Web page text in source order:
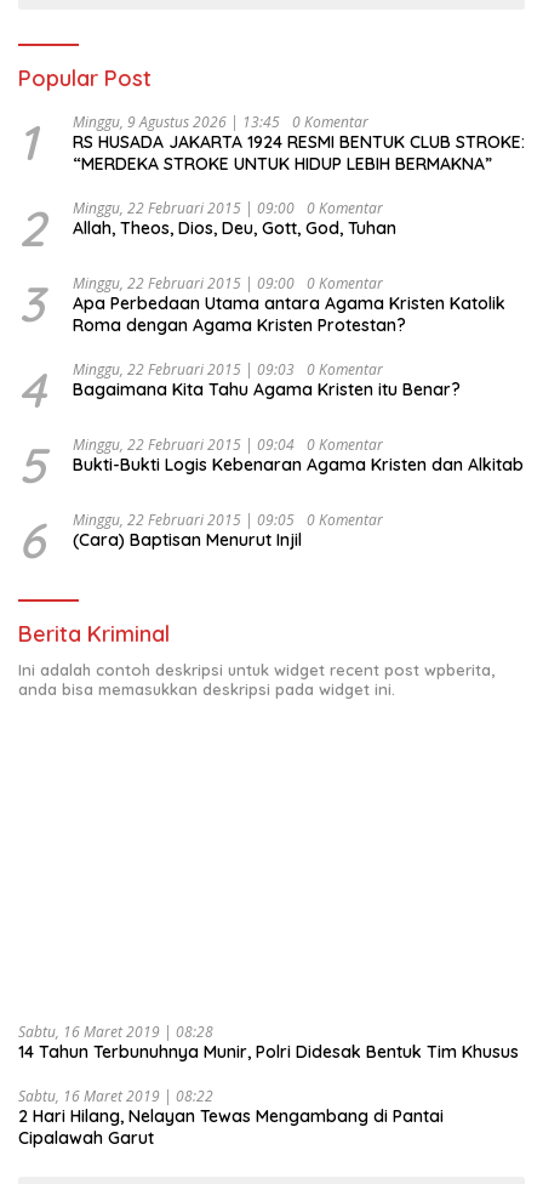
Popular Post
1 Minggu, 9 Agustus 2026 | 13:45 0 Komentar
RS HUSADA JAKARTA 1924 RESMI BENTUK CLUB STROKE:
“MERDEKA STROKE UNTUK HIDUP LEBIH BERMAKNA”
2 Minggu, 22 Februari 2015 | 09:00 0 Komentar
Allah, Theos, Dios, Deu, Gott, God, Tuhan
3 Minggu, 22 Februari 2015 | 09:00 0 Komentar
Apa Perbedaan Utama antara Agama Kristen Katolik
Roma dengan Agama Kristen Protestan?
4 Minggu, 22 Februari 2015 | 09:03 0 Komentar
Bagaimana Kita Tahu Agama Kristen itu Benar?
5 Minggu, 22 Februari 2015 | 09:04 0 Komentar
Bukti-Bukti Logis Kebenaran Agama Kristen dan Alkitab
6 Minggu, 22 Februari 2015 | 09:05 0 Komentar
(Cara) Baptisan Menurut Injil
Berita Kriminal
Ini adalah contoh deskripsi untuk widget recent post wpberita,
anda bisa memasukkan deskripsi pada widget ini.
Sabtu, 16 Maret 2019 | 08:28
14 Tahun Terbunuhnya Munir, Polri Didesak Bentuk Tim Khusus
Sabtu, 16 Maret 2019 | 08:22
2 Hari Hilang, Nelayan Tewas Mengambang di Pantai
Cipalawah Garut